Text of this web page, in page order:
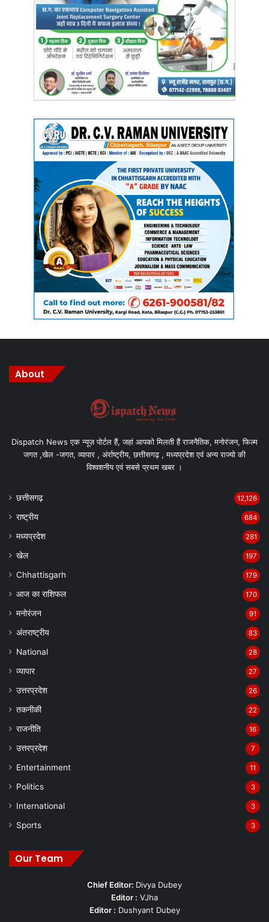
About
Dispatch News एक न्यूज़ पोर्टल हैं, जहां आपको मिलती हैं राजनैतिक, मनोरंजन, फिल्म
जगत ,खेल -जगत, व्यापार , अंर्राष्ट्रीय, छत्तीसगढ़ , मध्यप्रदेश एवं अन्य राज्यो की
विश्वशनीय एवं सबसे प्रथम खबर ।
छत्तीसगढ़ 12,126
राष्ट्रीय 684
मध्यप्रदेश 281
खेल 197
Chhattisgarh 179
आज का राशिफल 170
मनोरंजन 91
अंतराष्ट्रीय 83
National 28
व्यापार 27
उत्तरप्रदेश 26
तकनीकी 22
राजनीति 16
उत्तरप्रदेश 7
Entertainment 11
Politics 3
International 3
Sports 3
Our Team
Chief Editor: Divya Dubey
Editor : VJha
Editor : Dushyant Dubey